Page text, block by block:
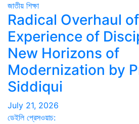
জাতীয় শিক্ষা
Radical Overhaul
Experience of
New Horizons of
Modernization by
Siddiqui
July 21, 2026
ডেইলি প্রেসওয়াচ: